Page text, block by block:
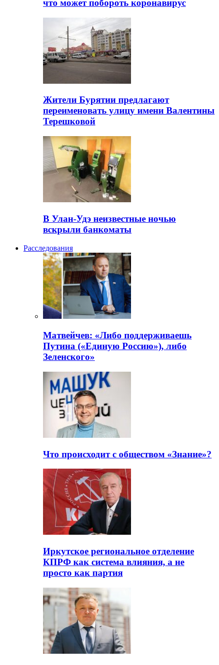
что может побороть коронавирус
Жители Бурятии предлагают
переименовать улицу имени Валентины
Терешковой
В Улан-Удэ неизвестные ночью
вскрыли банкоматы
Расследования
Матвейчев: «Либо поддерживаешь
Путина («Единую Россию»), либо
Зеленского»
Что происходит с обществом «Знание»?
Иркутское региональное отделение
КПРФ как система влияния, а не
просто как партия